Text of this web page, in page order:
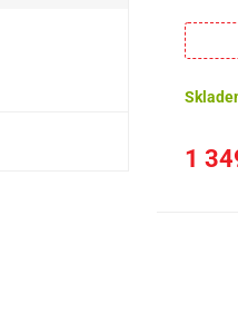
úchyty
pohodlí.
1